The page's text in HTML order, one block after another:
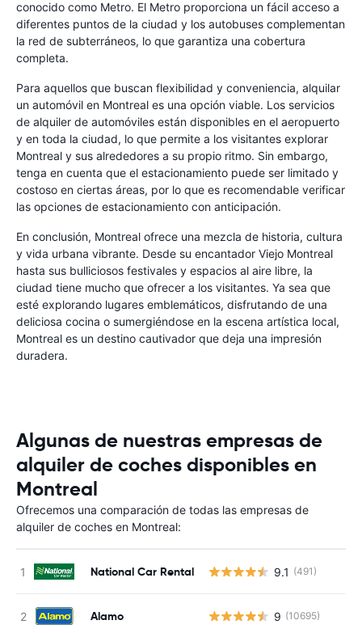
conocido como Metro. El Metro proporciona un fácil acceso a
diferentes puntos de la ciudad y los autobuses complementan
la red de subterráneos, lo que garantiza una cobertura
completa.
Para aquellos que buscan flexibilidad y conveniencia, alquilar
un automóvil en Montreal es una opción viable. Los servicios
de alquiler de automóviles están disponibles en el aeropuerto
y en toda la ciudad, lo que permite a los visitantes explorar
Montreal y sus alrededores a su propio ritmo. Sin embargo,
tenga en cuenta que el estacionamiento puede ser limitado y
costoso en ciertas áreas, por lo que es recomendable verificar
las opciones de estacionamiento con anticipación.
En conclusión, Montreal ofrece una mezcla de historia, cultura
y vida urbana vibrante. Desde su encantador Viejo Montreal
hasta sus bulliciosos festivales y espacios al aire libre, la
ciudad tiene mucho que ofrecer a los visitantes. Ya sea que
esté explorando lugares emblemáticos, disfrutando de una
deliciosa cocina o sumergiéndose en la escena artística local,
Montreal es un destino cautivador que deja una impresión
duradera.
Algunas de nuestras empresas de
alquiler de coches disponibles en
Montreal
Ofrecemos una comparación de todas las empresas de
alquiler de coches en Montreal:
National Car Rental 9.1 (491)
Alamo 9 (10695)